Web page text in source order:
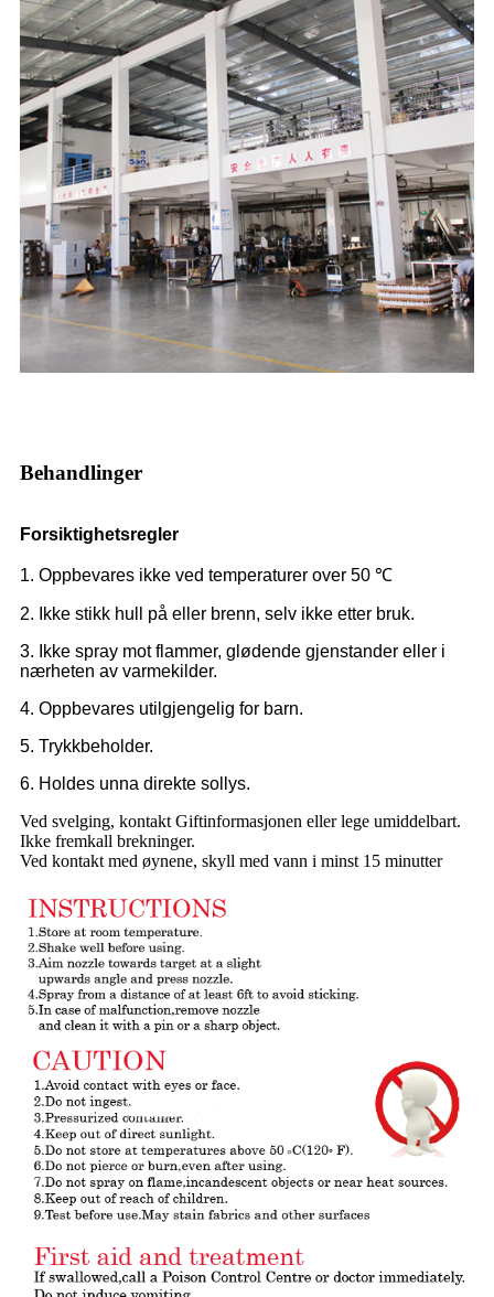
Behandlinger
Forsiktighetsregler
1. Oppbevares ikke ved temperaturer over 50 ℃
2. Ikke stikk hull på eller brenn, selv ikke etter bruk.
3. Ikke spray mot flammer, glødende gjenstander eller i
nærheten av varmekilder.
4. Oppbevares utilgjengelig for barn.
5. Trykkbeholder.
6. Holdes unna direkte sollys.
Ved svelging, kontakt Giftinformasjonen eller lege umiddelbart.
Ikke fremkall brekninger.
Ved kontakt med øynene, skyll med vann i minst 15 minutter